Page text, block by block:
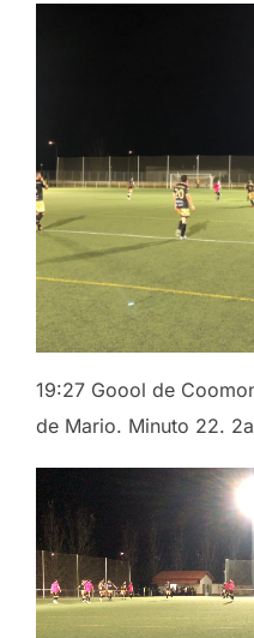
19:27 Goool de
de Mario. Minuto 22.